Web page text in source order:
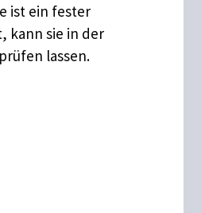
ist ein fester
kann sie in der
lassen.